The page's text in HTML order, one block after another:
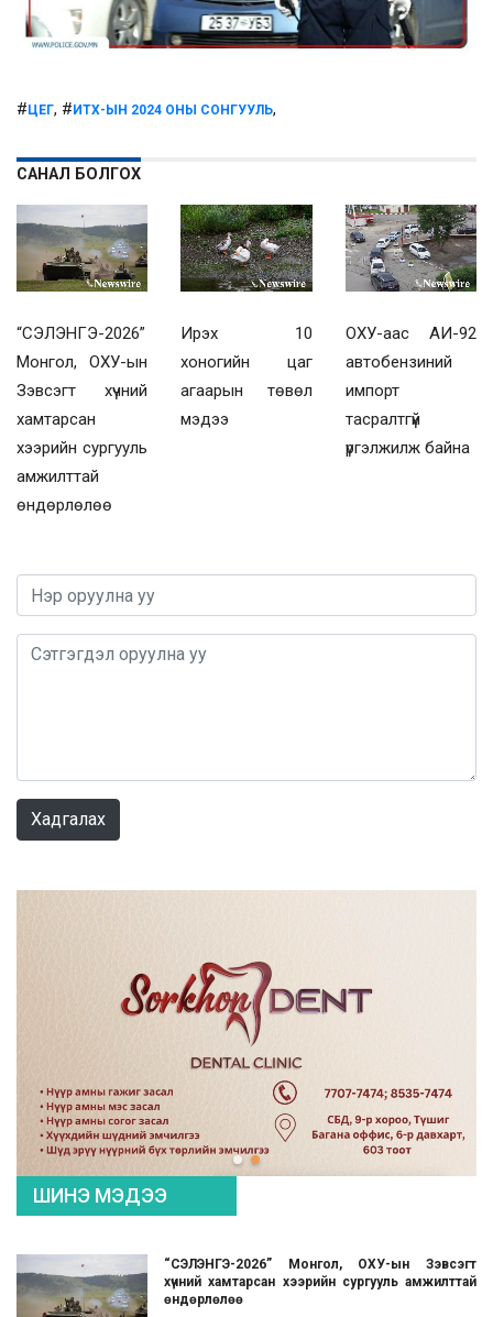
#ЦЕГ, #ИТХ-ЫН 2024 ОНЫ СОНГУУЛЬ,
САНАЛ БОЛГОХ
“СЭЛЭНГЭ-2026”
Монгол, ОХУ-ын
Зэвсэгт хүчний
хамтарсан
хээрийн сургууль
амжилттай
өндөрлөлөө
Ирэх 10
хоногийн цаг
агаарын төвөл
мэдээ
ОХУ-аас АИ-92
автобензиний
импорт
тасралтгүй
үргэлжилж байна
Хадгалах
ШИНЭ МЭДЭЭ
“СЭЛЭНГЭ-2026” Монгол, ОХУ-ын Зэвсэгт
хүчний хамтарсан хээрийн сургууль амжилттай
өндөрлөлөө